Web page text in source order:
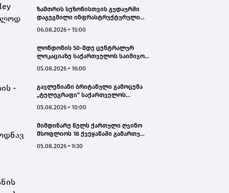
-
ზამთრის სეზონისთვის გუდაურში
დაგეგმილი ინფრასტრუქტურული
გუდაურის ტურისტული
დარსალია
06.08.2026 • 15:00
ლონდონის 50-მდე ცენტრალურ
ლოკაციაზე საქართველოს საიმიჯო
05.08.2026 • 16:00
გავლენიანი ბრიტანული გამოცემა
„ტელეგრაფი“ საქართველოს
სტატიების ციკლს აქვეყნებს
05.08.2026 • 10:00
მიმდინარე წელს ქართული ღვინო
მსოფლიოს 18 ქვეყანაში გამართულ
წარმოდგენილი
05.08.2026 • 9:30